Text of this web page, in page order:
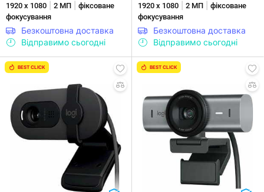
1920 х 1080
2 МП
фіксоване
фокусування
Безкоштовна доставка
Відправимо сьогодні
1920 х 1080
2 МП
фіксоване
фокусування
Безкоштовна доставка
Відправимо сьогодні
BEST CLICK BEST CLICK